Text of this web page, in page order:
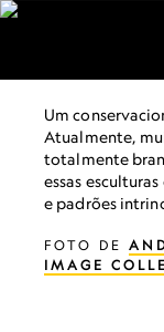
Um
Atualmente,
totalmente
essas
e padrões
FOTO DE
IMAGE